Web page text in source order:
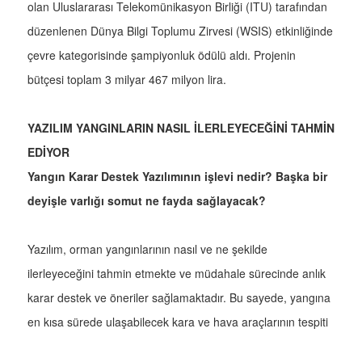
olan Uluslararası Telekomünikasyon Birliği (ITU) tarafından
düzenlenen Dünya Bilgi Toplumu Zirvesi (WSIS) etkinliğinde
çevre kategorisinde şampiyonluk ödülü aldı. Projenin
bütçesi toplam 3 milyar 467 milyon lira.
YAZILIM YANGINLARIN NASIL İLERLEYECEĞİNİ TAHMİN
EDİYOR
Yangın Karar Destek Yazılımının işlevi nedir? Başka bir
deyişle varlığı somut ne fayda sağlayacak?
Yazılım, orman yangınlarının nasıl ve ne şekilde
ilerleyeceğini tahmin etmekte ve müdahale sürecinde anlık
karar destek ve öneriler sağlamaktadır. Bu sayede, yangına
en kısa sürede ulaşabilecek kara ve hava araçlarının tespiti